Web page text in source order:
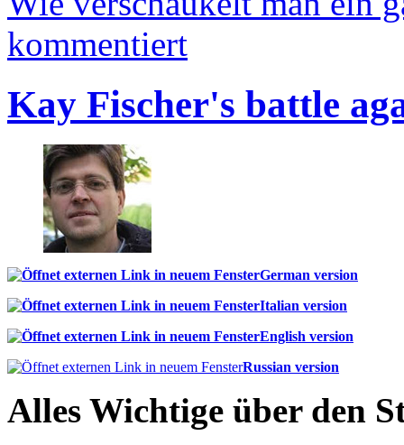
kommentiert
Kay Fischer's battle
German version
Italian version
English version
Russian version
Alles Wichtige über den